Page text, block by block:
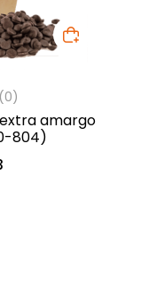
(0)
amargo
804)